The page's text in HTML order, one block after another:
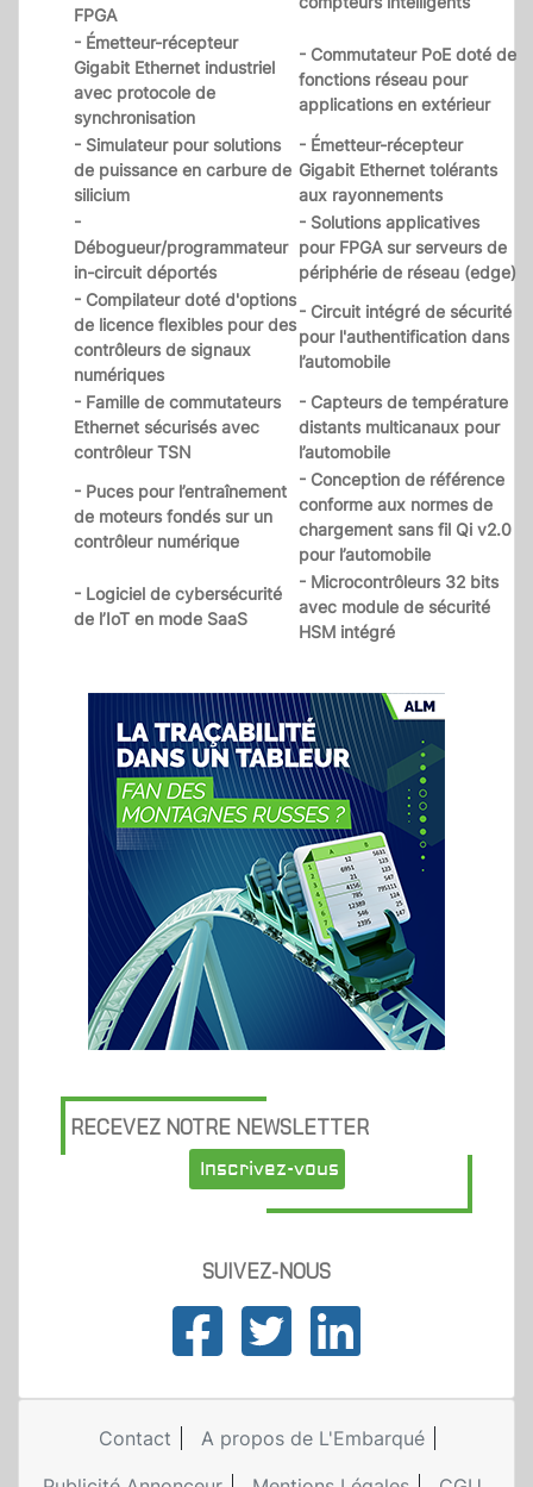
FPGA
- Émetteur-récepteur
Gigabit Ethernet industriel
avec protocole de
synchronisation
- Commutateur PoE doté de
fonctions réseau pour
applications en extérieur
- Simulateur pour solutions
de puissance en carbure de
silicium
- Émetteur-récepteur
Gigabit Ethernet tolérants
aux rayonnements
-
Débogueur/programmateur
in-circuit déportés
- Solutions applicatives
pour FPGA sur serveurs de
périphérie de réseau (edge)
- Compilateur doté d'options
de licence flexibles pour des
contrôleurs de signaux
numériques
- Circuit intégré de sécurité
pour l'authentification dans
l’automobile
- Famille de commutateurs
Ethernet sécurisés avec
contrôleur TSN
- Capteurs de température
distants multicanaux pour
l’automobile
- Puces pour l’entraînement
de moteurs fondés sur un
contrôleur numérique
- Conception de référence
conforme aux normes de
chargement sans fil Qi v2.0
pour l’automobile
- Logiciel de cybersécurité
de l’IoT en mode SaaS
- Microcontrôleurs 32 bits
avec module de sécurité
HSM intégré
RECEVEZ NOTRE NEWSLETTER
Inscrivez-vous
SUIVEZ-NOUS
Contact
A propos de L'Embarqué